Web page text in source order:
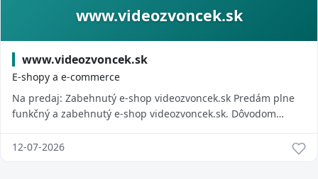
www.videozvoncek.sk
www.videozvoncek.sk
E-shopy a e-commerce
Na predaj: Zabehnutý e-shop videozvoncek.sk Predám plne
funkčný a zabehnutý e-shop videozvoncek.sk. Dôvodom
12-07-2026